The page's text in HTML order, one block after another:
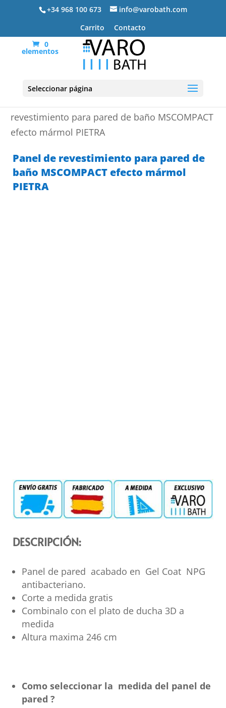
+34 968 100 673
info@varobath.com
Carrito
Contacto
0
elementos
Seleccionar página
revestimiento para pared de baño MSCOMPACT
efecto mármol PIETRA
Panel de revestimiento para pared de
baño MSCOMPACT efecto mármol
PIETRA
DESCRIPCIÓN:
Panel de pared acabado en Gel Coat NPG
antibacteriano.
Corte a medida gratis
Combinalo con el plato de ducha 3D a
medida
Altura maxima 246 cm
Como seleccionar la medida del panel de
pared ?